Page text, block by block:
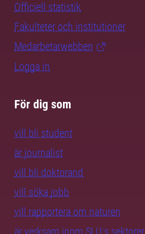
Officiell statistik
Fakulteter och institutioner
Medarbetarwebben
Logga in
För dig som
vill bli student
är journalist
vill bli doktorand
vill söka jobb
vill rapportera om naturen
är verksam inom SLU:s sektorer